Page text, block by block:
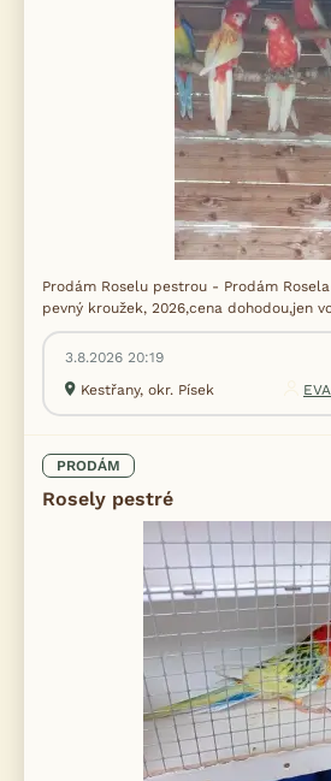
Prodám Roselu pestrou - Prodám
pevný kroužek, 2026,cena dohodou,jen
3.8.2026 20:19
Kestřany, okr. Písek
PRODÁM
Rosely pestré